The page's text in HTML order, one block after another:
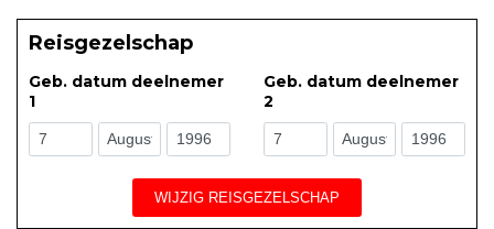
Reisgezelschap
Geb. datum deelnemer
1
Geb. datum deelnemer
2
WIJZIG REISGEZELSCHAP